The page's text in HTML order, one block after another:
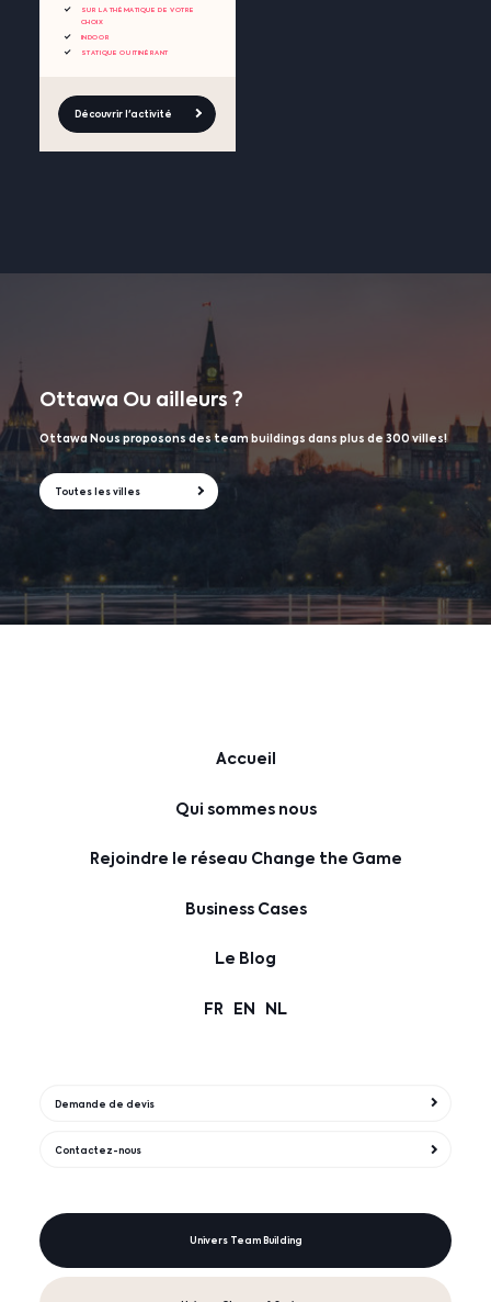
SUR LA THÉMATIQUE DE VOTRE
CHOIX
INDOOR
STATIQUE OU ITINÉRANT
Découvrir l'activité
Ottawa Ou ailleurs ?
Ottawa Nous proposons des team buildings dans plus de 300 villes!
Toutes les villes
Accueil
Qui sommes nous
Rejoindre le réseau Change the Game
Business Cases
Le Blog
FR EN NL
Demande de devis
Contactez-nous
Univers Team Building